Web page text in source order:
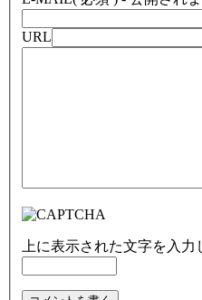
URL
上に表示された文字を入力